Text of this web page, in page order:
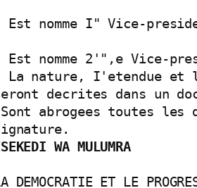
nomme I" Vice-
nomme 2'",e Vice-
nature, I'etendue et
decrites dans un
abrogees toutes
WA MULUMRA
DEMOCRATIE ET LE